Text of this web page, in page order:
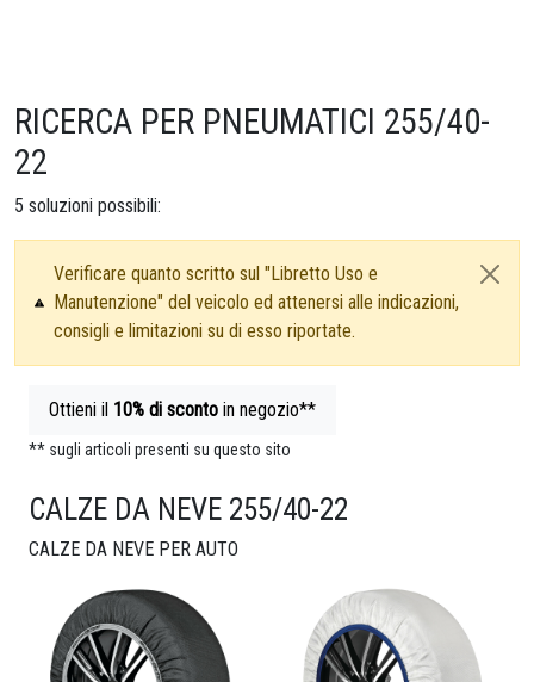
RICERCA PER PNEUMATICI 255/40-
22
5 soluzioni possibili:
Verificare quanto scritto sul "Libretto Uso e
Manutenzione" del veicolo ed attenersi alle indicazioni,
consigli e limitazioni su di esso riportate.
CALZE DA NEVE 255/40-22
CALZE DA NEVE PER AUTO
Ottieni il 10% di sconto in negozio**
** sugli articoli presenti su questo sito